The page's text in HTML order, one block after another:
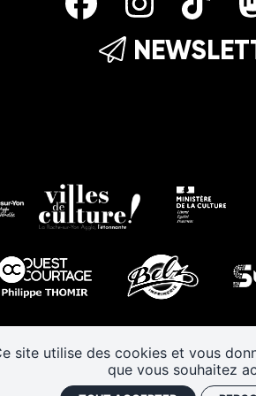
site utilise des cookies et vous
que vous souhaitez